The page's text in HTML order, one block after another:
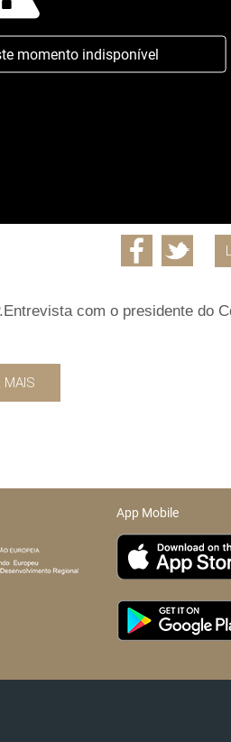
momento indisponível
com o presidente do
MAIS
App Mobile